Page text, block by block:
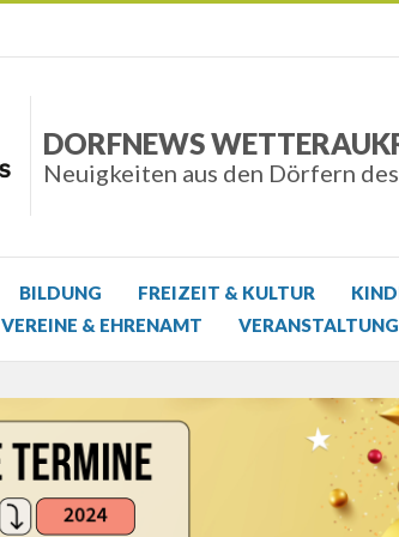
DORFNEWS
Neuigkeiten aus den Dörfern
BILDUNG FREIZEIT & KULTUR
VEREINE & EHRENAMT